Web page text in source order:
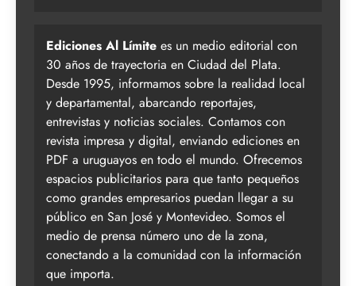
Ediciones Al Límite es un medio editorial con
30 años de trayectoria en Ciudad del Plata.
Desde 1995, informamos sobre la realidad local
y departamental, abarcando reportajes,
entrevistas y noticias sociales. Contamos con
revista impresa y digital, enviando ediciones en
PDF a uruguayos en todo el mundo. Ofrecemos
espacios publicitarios para que tanto pequeños
como grandes empresarios puedan llegar a su
público en San José y Montevideo. Somos el
medio de prensa número uno de la zona,
conectando a la comunidad con la información
que importa.